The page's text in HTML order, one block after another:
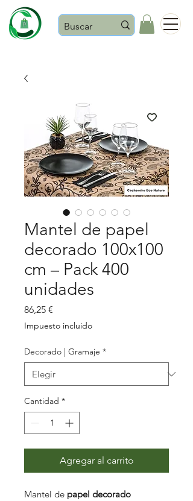
Mantel de papel
decorado 100x100
cm – Pack 400
unidades
86,25 €
Impuesto incluido
Decorado | Gramaje *
Cantidad *
Agregar al carrito
Mantel de papel decorado